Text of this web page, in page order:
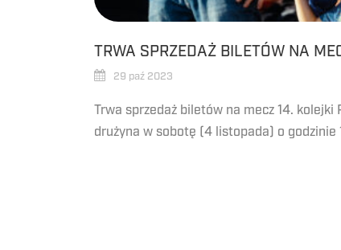
TRWA SPRZEDAŻ BILETÓW NA
29 paź 2023
Trwa sprzedaż biletów na mecz 14. kolejki
drużyna w sobotę (4 listopada) o godzinie